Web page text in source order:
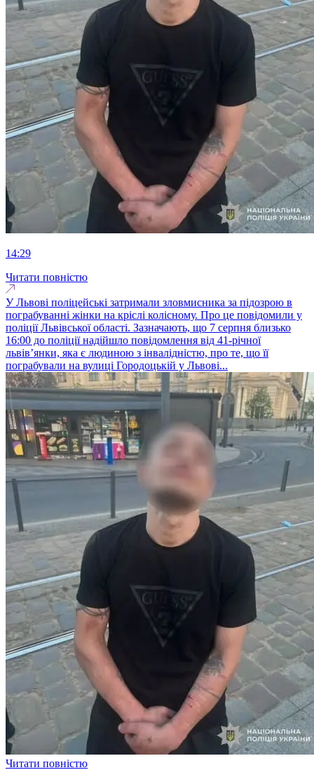
14:29
Читати повністю
У Львові поліцейські затримали зловмисника за підозрою в
пограбуванні жінки на кріслі колісному. Про це повідомили у
поліції Львівської області. Зазначають, що 7 серпня близько
16:00 до поліції надійшло повідомлення від 41-річної
львів’янки, яка є людиною з інвалідністю, про те, що її
пограбували на вулиці Городоцькій у Львові...
Читати повністю